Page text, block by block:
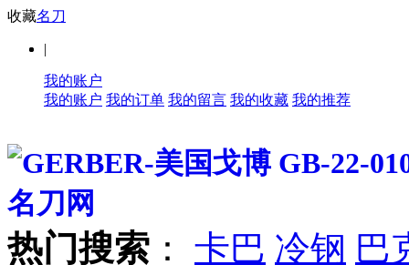
收藏名刀
|
我的账户
我的账户 我的订单 我的留言 我的收藏 我的推荐
热门搜索 ： 卡巴 冷钢 巴